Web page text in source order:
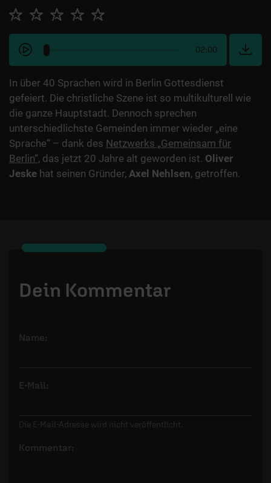
02:00
In über 40 Sprachen wird in Berlin Gottesdienst
gefeiert. Die christliche Szene ist so multikulturell wie
die ganze Hauptstadt. Dennoch sprechen
unterschiedlichste Gemeinden immer wieder „eine
Sprache“ – dank des Netzwerks „Gemeinsam für
Berlin“, das jetzt 20 Jahre alt geworden ist. Oliver
Jeske hat seinen Gründer, Axel Nehlsen, getroffen.
Dein Kommentar
Name:
E-Mail:
Die E-Mail-Adresse wird nicht veröffentlicht.
Kommentar: